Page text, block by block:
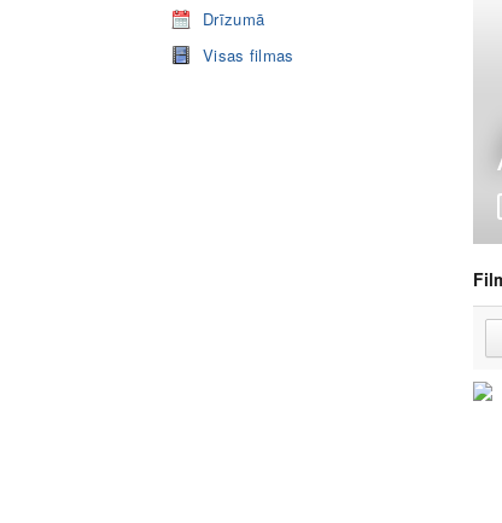
Drīzumā
Visas filmas